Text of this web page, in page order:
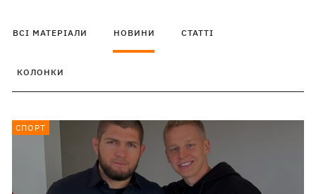
ВСІ МАТЕРІАЛИ НОВИНИ СТАТТІ
КОЛОНКИ
СПОРТ